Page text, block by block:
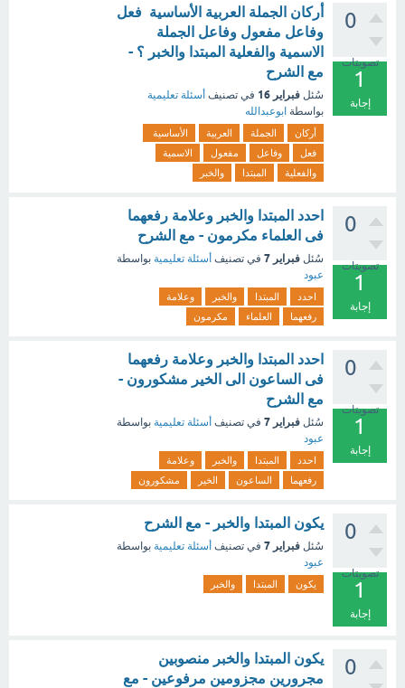
0
تصويتات
1
إجابة
أركان الجملة العربية الأساسية فعل
وفاعل مفعول وفاعل الجملة
الاسمية والفعلية المبتدا والخبر ؟ -
مع الشرح
سُئل فبراير 16 في تصنيف أسئلة تعليمية
بواسطة ابوعبدالله
أركان الجملة العربية
الأساسية
فعل
وفاعل مفعول
الاسمية
والفعلية
المبتدا والخبر
0
تصويتات
1
إجابة
احدد المبتدا والخبر وعلامة رفعهما
فى العلماء مكرمون - مع الشرح
سُئل فبراير 7 في تصنيف أسئلة تعليمية بواسطة
عبود
احدد المبتدا والخبر
وعلامة
رفعهما
العلماء مكرمون
0
تصويتات
1
إجابة
احدد المبتدا والخبر وعلامة رفعهما
فى الساعون الى الخير مشكورون -
مع الشرح
سُئل فبراير 7 في تصنيف أسئلة تعليمية بواسطة
عبود
احدد المبتدا والخبر
وعلامة
رفعهما
الساعون الخير مشكورون
0
تصويتات
1
إجابة
يكون المبتدا والخبر - مع الشرح
سُئل فبراير 7 في تصنيف أسئلة تعليمية بواسطة
عبود
يكون المبتدا والخبر
0
يكون المبتدا والخبر منصوبين
مجرورين مجزومين مرفوعين - مع